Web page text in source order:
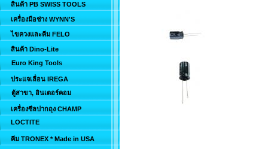
สินค้า PB SWISS TOOLS
เครื่องมือช่าง WYNN'S
ไขควงและคีม FELO
สินค้า Dino-Lite
Euro King Tools
ประแจเลื่อน IREGA
ตู้สาขา, อินเตอร์คอม
เครื่องซีลปากถุง CHAMP
LOCTITE
คีม TRONEX * Made in USA